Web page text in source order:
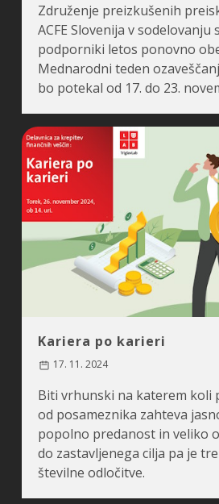
Združenje preizkušenih
ACFE Slovenija v
podporniki letos ponovno
Mednarodni teden
bo potekal od 17. do 23.
Kariera po karieri
17. 11. 2024
Biti vrhunski na katerem koli
od posameznika zahteva
popolno predanost in veliko
do zastavljenega cilja pa je
številne odločitve.